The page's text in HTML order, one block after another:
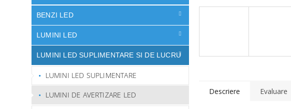
BENZI LED
LUMINI LED
LUMINI LED SUPLIMENTARE SI DE LUCRU
LUMINI LED SUPLIMENTARE
LUMINI DE AVERTIZARE LED Descriere Evaluare